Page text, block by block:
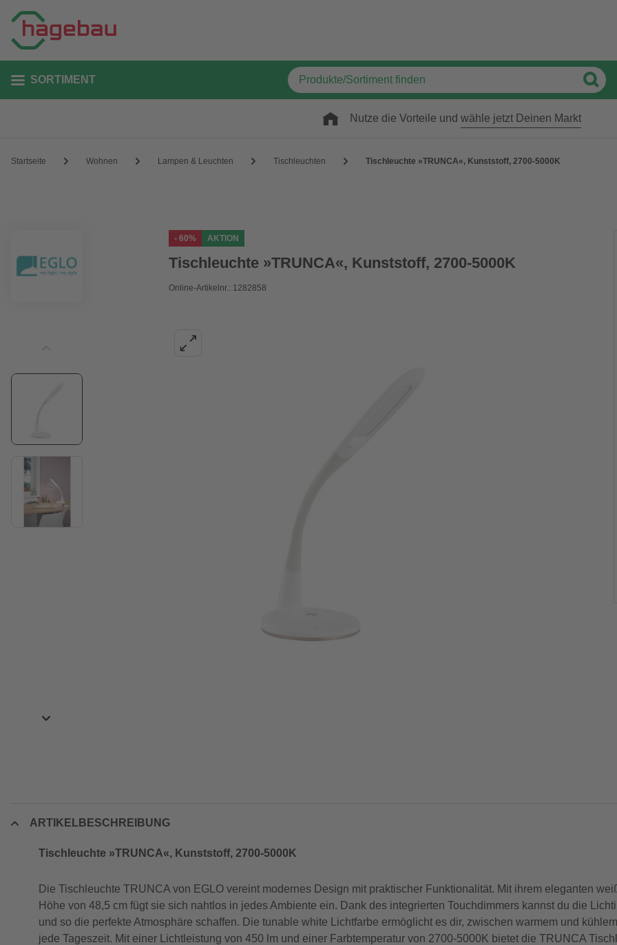
SORTIMENT
Nutze die Vorteile und wähle jetzt Deinen Markt
Startseite Wohnen Lampen & Leuchten Tischleuchten Tischleuchte »TRUNCA«, Kunststoff, 2700-5000K
- 60% AKTION
Tischleuchte »TRUNCA«, Kunststoff, 2700-5000K
Online-Artikelnr.: 1282858
ARTIKELBESCHREIBUNG
Tischleuchte »TRUNCA«, Kunststoff, 2700-5000K
Die Tischleuchte TRUNCA von EGLO vereint modernes Design mit praktischer Funktionalität. Mit ihrem eleganten
Höhe von 48,5 cm fügt sie sich nahtlos in jedes Ambiente ein. Dank des integrierten Touchdimmers kannst du die
und so die perfekte Atmosphäre schaffen. Die tunable white Lichtfarbe ermöglicht es dir, zwischen warmem und
jede Tageszeit. Mit einer Lichtleistung von 450 lm und einer Farbtemperatur von 2700-5000K bietet die TRUNCA